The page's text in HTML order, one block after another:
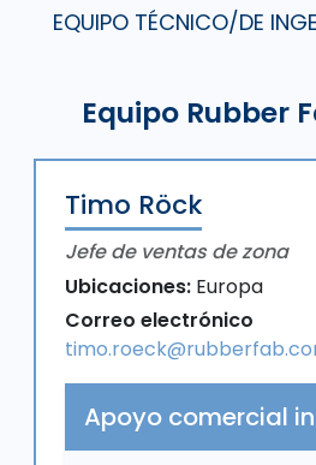
EQUIPO TÉCNICO/DE
Equipo Rubber
Timo Röck
Jefe de ventas de zona
Ubicaciones: Europa
Correo electrónico
Apoyo comercial